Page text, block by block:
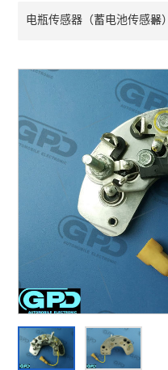
电瓶传感器（蓄电池传感器）